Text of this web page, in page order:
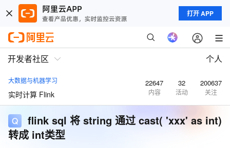
打开 APP
开发者社区 个人
大数据与机器学习
实时计算 Flink
22647
内容
32
活动
200637
关注
flink sql 将 string 通过 cast( 'xxx' as int)
转成 int类型